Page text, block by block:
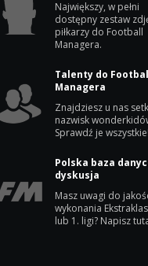
Największy, w pełni
dostępny zestaw
piłkarzy do Football
Managera.
Talenty do
Managera
Znajdziesz u nas
nazwisk
Sprawdź je
Polska baza
dyskusja
Masz uwagi do
wykonania
lub 1. ligi? Napisz